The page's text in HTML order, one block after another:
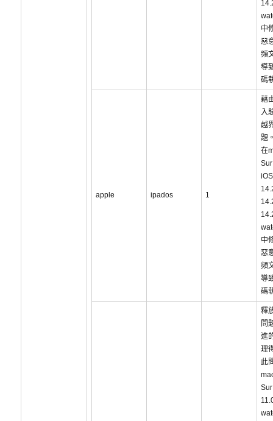
中
惡
頻
導
碼
apple ipados 1
藉
入
越
題
在
iOS
中
惡
頻
導
碼
釋
問
進
理
此
Sur